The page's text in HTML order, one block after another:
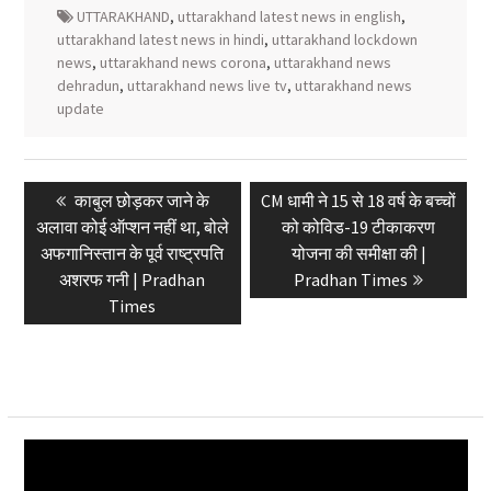
UTTARAKHAND, uttarakhand latest news in english,
uttarakhand latest news in hindi, uttarakhand lockdown
news, uttarakhand news corona, uttarakhand news
dehradun, uttarakhand news live tv, uttarakhand news
update
navigation
Previous
post:
काबुल छोड़कर जाने के
अलावा कोई ऑप्शन नहीं था, बोले
अफगानिस्तान के पूर्व राष्ट्रपति
अशरफ गनी | Pradhan
Times
Next
post:
CM धामी ने 15 से 18 वर्ष के बच्चों
को कोविड-19 टीकाकरण
योजना की समीक्षा की |
Pradhan Times